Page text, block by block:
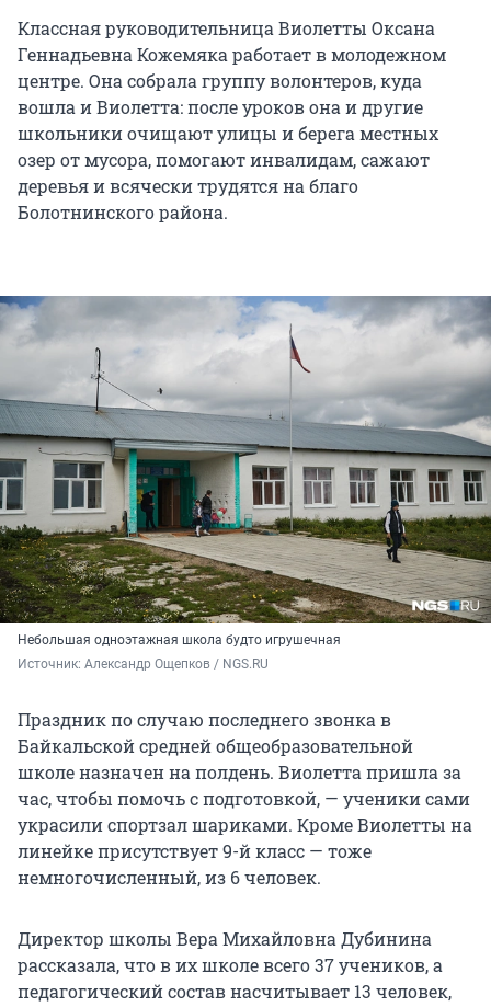
Классная руководительница Виолетты Оксана
Геннадьевна Кожемяка работает в молодежном
центре. Она собрала группу волонтеров, куда
вошла и Виолетта: после уроков она и другие
школьники очищают улицы и берега местных
озер от мусора, помогают инвалидам, сажают
деревья и всячески трудятся на благо
Болотнинского района.
Небольшая одноэтажная школа будто игрушечная
Источник: Александр Ощепков / NGS.RU
Праздник по случаю последнего звонка в
Байкальской средней общеобразовательной
школе назначен на полдень. Виолетта пришла за
час, чтобы помочь с подготовкой, — ученики сами
украсили спортзал шариками. Кроме Виолетты на
линейке присутствует 9-й класс — тоже
немногочисленный, из 6 человек.
Директор школы Вера Михайловна Дубинина
рассказала, что в их школе всего 37 учеников, а
педагогический состав насчитывает 13 человек,